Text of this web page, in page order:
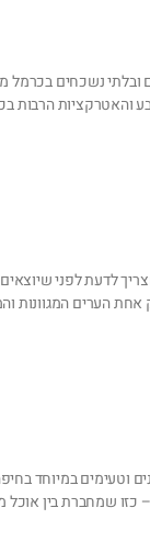
ובלתי נשכחים בכרמל
והאטרקציות הרבות
לדעת לפני שיוצאים
הערים המגוונות
וטעימים במיוחד
כזו שמחברת בין אוכל